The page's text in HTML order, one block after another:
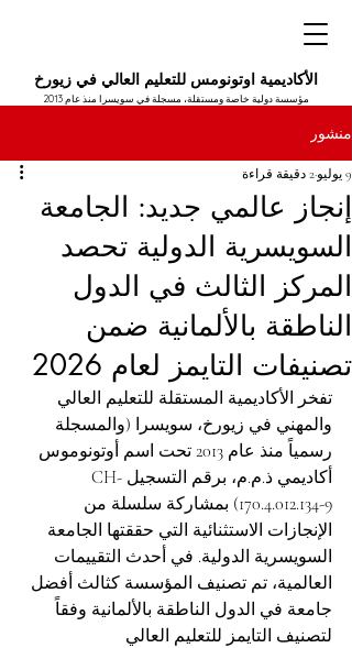
الأكاديمية اوتونومس للتعليم العالي في زيورخ
مؤسسة دولية خاصة ومستقلة، مسجلة في سويسرا منذ عام 2013
منشور
إنجاز عالمي جديد: الجامعة
السويسرية الدولية تحصد
المركز الثالث في الدول
الناطقة بالألمانية ضمن
تصنيفات التايمز لعام 2026
9 يوليو 2 دقيقة قراءة
تفخر الأكاديمية المستقلة للتعليم العالي
والمهني في زيورخ، سويسرا (والمسجلة
رسمياً منذ عام 2013 تحت اسم أوتونوموس
أكاديمي ذ.م.م، برقم التسجيل CH-
170.4.012.134-9) بمشاركة سلسلة من
الإنجازات الاستثنائية التي حققتها الجامعة
السويسرية الدولية. في أحدث التقييمات
العالمية، تم تصنيف المؤسسة كثالث أفضل
جامعة في الدول الناطقة بالألمانية وفقاً
لتصنيف التايمز للتعليم العالي